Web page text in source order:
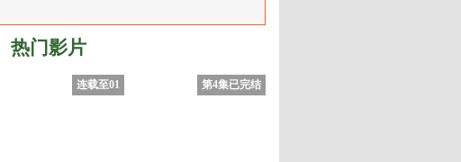
热门影片
连载至01 第4集已完结